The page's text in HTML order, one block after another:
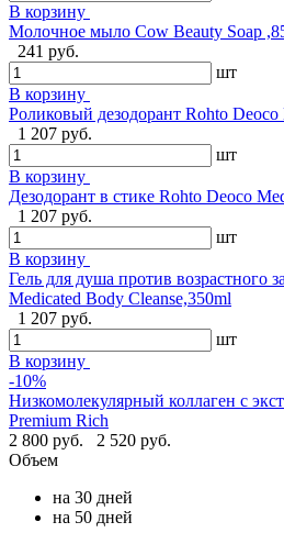
В корзину
Молочное мыло Cow Beauty Soap
241 руб.
шт
В корзину
Роликовый дезодорант Rohto
1 207 руб.
шт
В корзину
Дезодорант в стике Rohto Deoco
1 207 руб.
шт
В корзину
Гель для душа против возрастного
Medicated Body Cleanse,350ml
1 207 руб.
шт
В корзину
-10%
Низкомолекулярный коллаген с
Premium Rich
2 800 руб.
2 520 руб.
Объем
на 30 дней
на 50 дней